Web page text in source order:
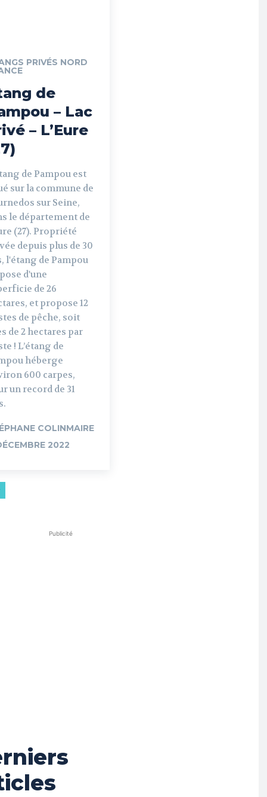
PRIVÉS NORD
de
– Lac
– L’Eure
de Pampou est
sur la commune de
sur Seine,
le département de
(27). Propriété
depuis plus de 30
l'étang de Pampou
d'une
de 26
et propose 12
de pêche, soit
de 2 hectares par
! L’étang de
héberge
600 carpes,
un record de 31
COLINMAIRE
2022
Publicité